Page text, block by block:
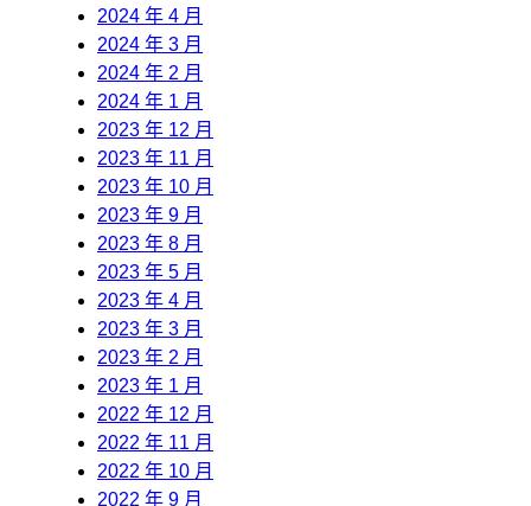
2024 年 4 月
2024 年 3 月
2024 年 2 月
2024 年 1 月
2023 年 12 月
2023 年 11 月
2023 年 10 月
2023 年 9 月
2023 年 8 月
2023 年 5 月
2023 年 4 月
2023 年 3 月
2023 年 2 月
2023 年 1 月
2022 年 12 月
2022 年 11 月
2022 年 10 月
2022 年 9 月